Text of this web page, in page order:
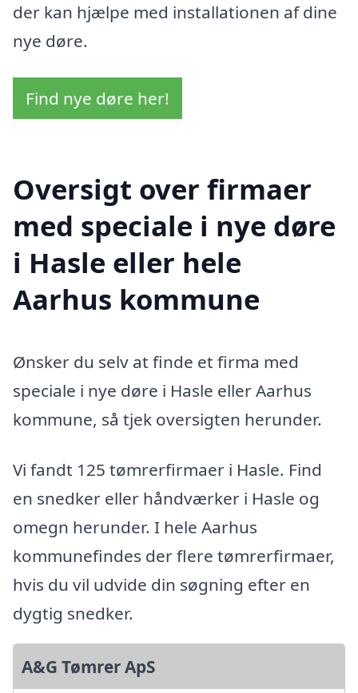
der kan hjælpe med installationen af dine
nye døre.
Find nye døre her!
Oversigt over firmaer
med speciale i nye døre
i Hasle eller hele
Aarhus kommune
Ønsker du selv at finde et firma med
speciale i nye døre i Hasle eller Aarhus
kommune, så tjek oversigten herunder.
Vi fandt 125 tømrerfirmaer i Hasle. Find
en snedker eller håndværker i Hasle og
omegn herunder. I hele Aarhus
kommunefindes der flere tømrerfirmaer,
hvis du vil udvide din søgning efter en
dygtig snedker.
A&G Tømrer ApS